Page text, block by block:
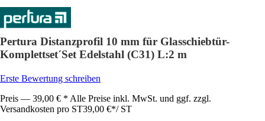
Pertura Distanzprofil 10 mm für Glasschiebtür-
Komplettset´Set Edelstahl (C31) L:2 m
Erste Bewertung schreiben
Preis — 39,00 € * Alle Preise inkl. MwSt. und ggf. zzgl.
Versandkosten pro ST39,00 €*/ ST